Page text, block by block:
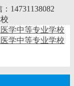
14731138082